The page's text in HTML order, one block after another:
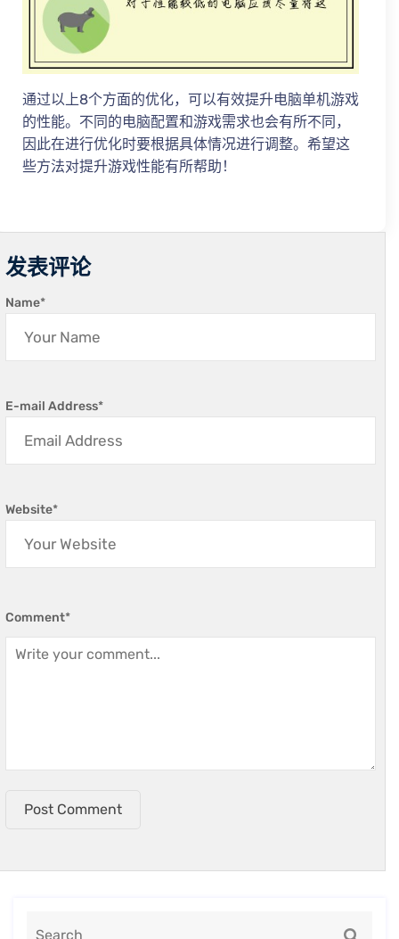
通过以上8个方面的优化，可以有效提升电脑单机游戏
的性能。不同的电脑配置和游戏需求也会有所不同，
因此在进行优化时要根据具体情况进行调整。希望这
些方法对提升游戏性能有所帮助！
发表评论
Name*
E-mail Address*
Website*
Comment*
Post Comment